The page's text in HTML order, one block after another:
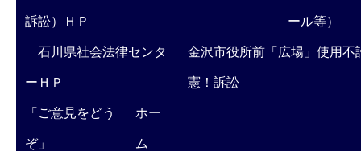
訴訟）ＨＰ ール等）
石川県社会法律センタ
ーＨＰ
金沢市役所前「広場」使用不
憲！訴訟
「ご意見をどう
ぞ」
ホー
ム